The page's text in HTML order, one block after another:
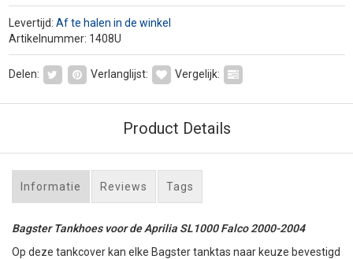
Levertijd: Af te halen in de winkel
Artikelnummer: 1408U
Delen: Verlanglijst: Vergelijk:
Product Details
Informatie Reviews Tags
Bagster Tankhoes voor de Aprilia SL1000 Falco 2000-2004
Op deze tankcover kan elke Bagster tanktas naar keuze bevestigd